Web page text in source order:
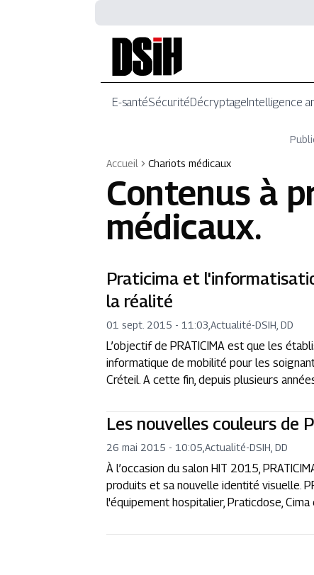
E-santéSécuritéDécryptageIntelligence
Accueil
Chariots médicaux
Contenus à
médicaux.
Praticima et
la réalité
01 sept. 2015 - 11:03 ,Actualité-DSIH, DD
L’objectif de PRATICIMA est que les
informatique de mobilité pour les
Créteil. A cette fin, depuis plusieurs
Les nouvelles couleurs de
26 mai 2015 - 10:05 ,Actualité-DSIH, DD
À l’occasion du salon HIT 2015,
produits et sa nouvelle identité visuelle.
l'équipement hospitalier, Praticdose,